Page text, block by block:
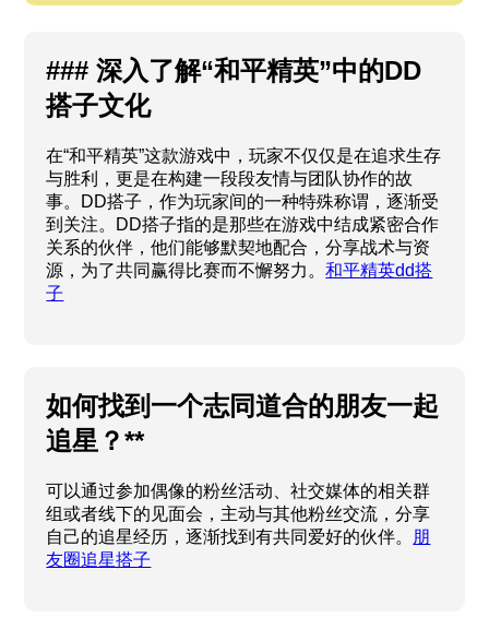
### 深入了解“和平精英”中的DD
搭子文化
在“和平精英”这款游戏中，玩家不仅仅是在追求生存
与胜利，更是在构建一段段友情与团队协作的故
事。DD搭子，作为玩家间的一种特殊称谓，逐渐受
到关注。DD搭子指的是那些在游戏中结成紧密合作
关系的伙伴，他们能够默契地配合，分享战术与资
源，为了共同赢得比赛而不懈努力。和平精英dd搭
子
如何找到一个志同道合的朋友一起
追星？**
可以通过参加偶像的粉丝活动、社交媒体的相关群
组或者线下的见面会，主动与其他粉丝交流，分享
自己的追星经历，逐渐找到有共同爱好的伙伴。 朋
友圈追星搭子